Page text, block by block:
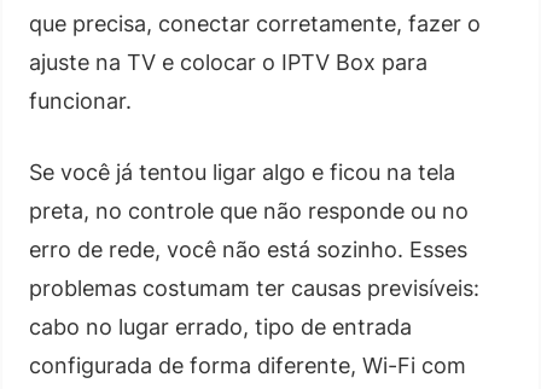
que precisa, conectar corretamente, fazer o
ajuste na TV e colocar o IPTV Box para
funcionar.
Se você já tentou ligar algo e ficou na tela
preta, no controle que não responde ou no
erro de rede, você não está sozinho. Esses
problemas costumam ter causas previsíveis:
cabo no lugar errado, tipo de entrada
configurada de forma diferente, Wi-Fi com